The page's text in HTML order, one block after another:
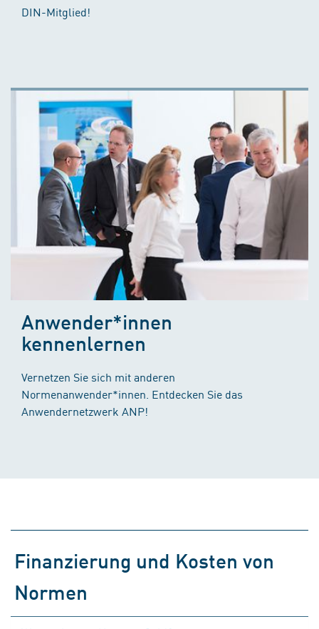
DIN-Mitglied!
Anwender*innen
kennenlernen
Vernetzen Sie sich mit anderen
Normenanwender*innen. Entdecken Sie das
Anwendernetzwerk ANP!
Finanzierung und Kosten von
Normen